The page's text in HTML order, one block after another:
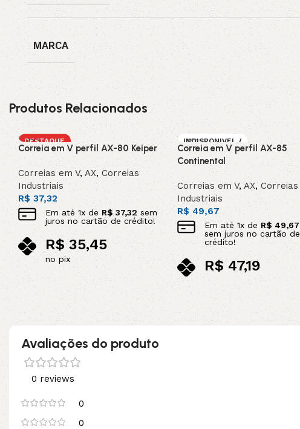
MARCA
Produtos Relacionados
DESTAQUE
Correia em V perfil AX-80 Keiper
Correias em V, AX, Correias
Industriais
R$37,32
Em até1x de R$37,32 sem
juros no cartão de crédito!
R$35,45
no pix
Adicionar ao carrinho
INDISPONIVEL /
SOB ENCOMEN
DA
Correia em V perfil AX-85
Continental
Correias em V, AX,Correias
Industriais
R$49,67
Em até1x deR$49,67
sem juros no cartão de
crédito!
R$47,19
no pix
Leia mais
Avaliações do produto
0 reviews
0
0